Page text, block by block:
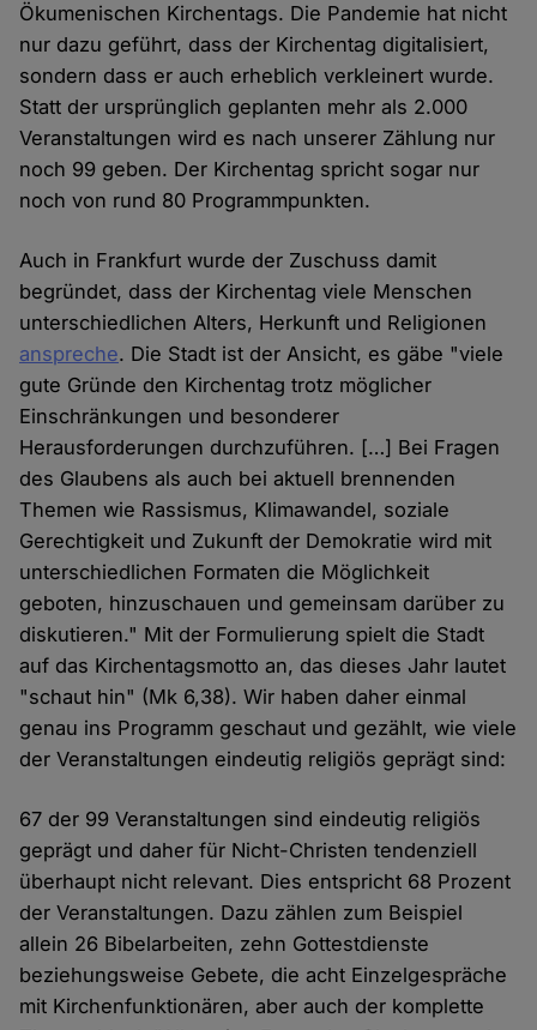
Ökumenischen Kirchentags. Die Pandemie hat nicht
nur dazu geführt, dass der Kirchentag digitalisiert,
sondern dass er auch erheblich verkleinert wurde.
Statt der ursprünglich geplanten mehr als 2.000
Veranstaltungen wird es nach unserer Zählung nur
noch 99 geben. Der Kirchentag spricht sogar nur
noch von rund 80 Programmpunkten.
Auch in Frankfurt wurde der Zuschuss damit
begründet, dass der Kirchentag viele Menschen
unterschiedlichen Alters, Herkunft und Religionen
anspreche. Die Stadt ist der Ansicht, es gäbe "viele
gute Gründe den Kirchentag trotz möglicher
Einschränkungen und besonderer
Herausforderungen durchzuführen. […] Bei Fragen
des Glaubens als auch bei aktuell brennenden
Themen wie Rassismus, Klimawandel, soziale
Gerechtigkeit und Zukunft der Demokratie wird mit
unterschiedlichen Formaten die Möglichkeit
geboten, hinzuschauen und gemeinsam darüber zu
diskutieren." Mit der Formulierung spielt die Stadt
auf das Kirchentagsmotto an, das dieses Jahr lautet
"schaut hin" (Mk 6,38). Wir haben daher einmal
genau ins Programm geschaut und gezählt, wie viele
der Veranstaltungen eindeutig religiös geprägt sind:
67 der 99 Veranstaltungen sind eindeutig religiös
geprägt und daher für Nicht-Christen tendenziell
überhaupt nicht relevant. Dies entspricht 68 Prozent
der Veranstaltungen. Dazu zählen zum Beispiel
allein 26 Bibelarbeiten, zehn Gottestdienste
beziehungsweise Gebete, die acht Einzelgespräche
mit Kirchenfunktionären, aber auch der komplette